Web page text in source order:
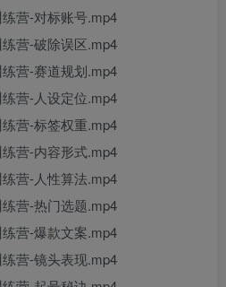
营-对标账号.mp4
营-破除误区.mp4
营-赛道规划.mp4
营-人设定位.mp4
营-标签权重.mp4
营-内容形式.mp4
营-人性算法.mp4
营-热门选题.mp4
营-爆款文案.mp4
营-镜头表现.mp4